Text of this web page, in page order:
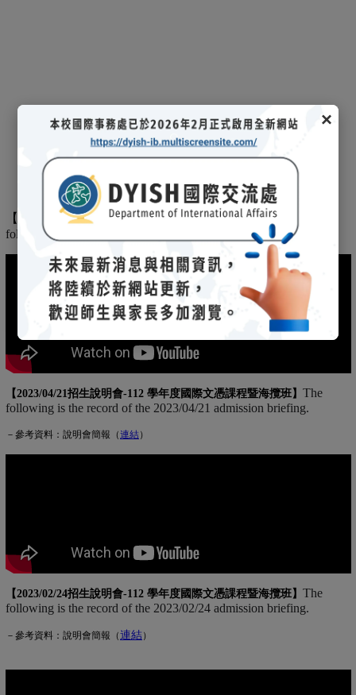
×
(另開新視窗)
【 2025/03/08招生說明會-114 學年度國際文憑課程暨海攬班
following is the record of the 2025/03/08 admission briefing.
【2023/04/21招生說明會-112 學年度國際文憑課程暨海攬班】 The
following is the record of the 2023/04/21 admission briefing.
－參考資料：說明會簡報（連結(另開新視窗)
）
【2023/02/24招生說明會-112 學年度國際文憑課程暨海攬班】 The
following is the record of the 2023/02/24 admission briefing.
－參考資料：說明會簡報（連結(另開新視窗)
）